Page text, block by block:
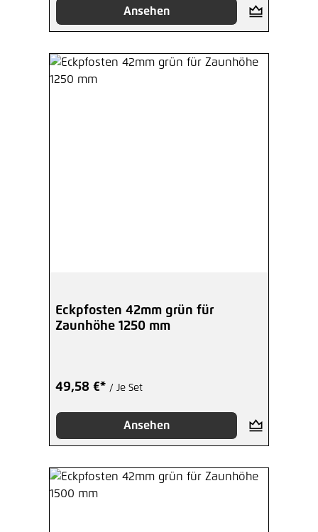
Ansehen
Eckpfosten 42mm grün für
Zaunhöhe 1250 mm
49,58 €* / Je Set
Ansehen